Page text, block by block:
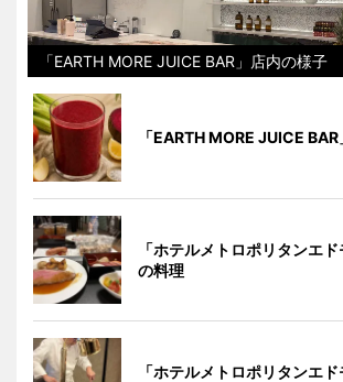
「EARTH MORE JUICE BAR」店内の様子
「EARTH MORE JUICE
「ホテルメトロポリタンエド
の料理
「ホテルメトロポリタンエド